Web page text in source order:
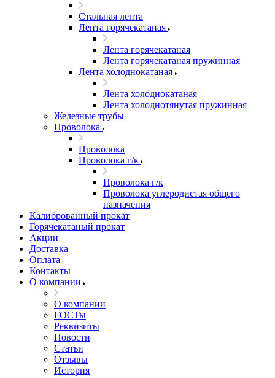
Стальная лента
Лента горячекатаная
Лента горячекатаная
Лента горячекатаная пружинная
Лента холоднокатаная
Лента холоднокатаная
Лента холоднотянутая пружинная
Железные трубы
Проволока
Проволока
Проволока г/к
Проволока г/к
Проволока углеродистая общего
назначения
Калиброванный прокат
Горячекатаный прокат
Акции
Доставка
Оплата
Контакты
О компании
О компании
ГОСТы
Реквизиты
Новости
Статьи
Отзывы
История